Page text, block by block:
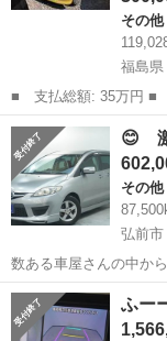
その他
福島県
■ 支払総額: 35万円 ■ 車両本体価格： 300,000 円 ■ メーカー
名： マツダ ■ 車種
ＸＧ ＥＴＣ レーン
ー アイドリング...
福島 西白河郡
😊
その他
弘前市
数ある車屋さんの中か
オトロン盛岡店と申し
て、2024年4月1日にオ
大規模な自...
青森 弘前市
ふー